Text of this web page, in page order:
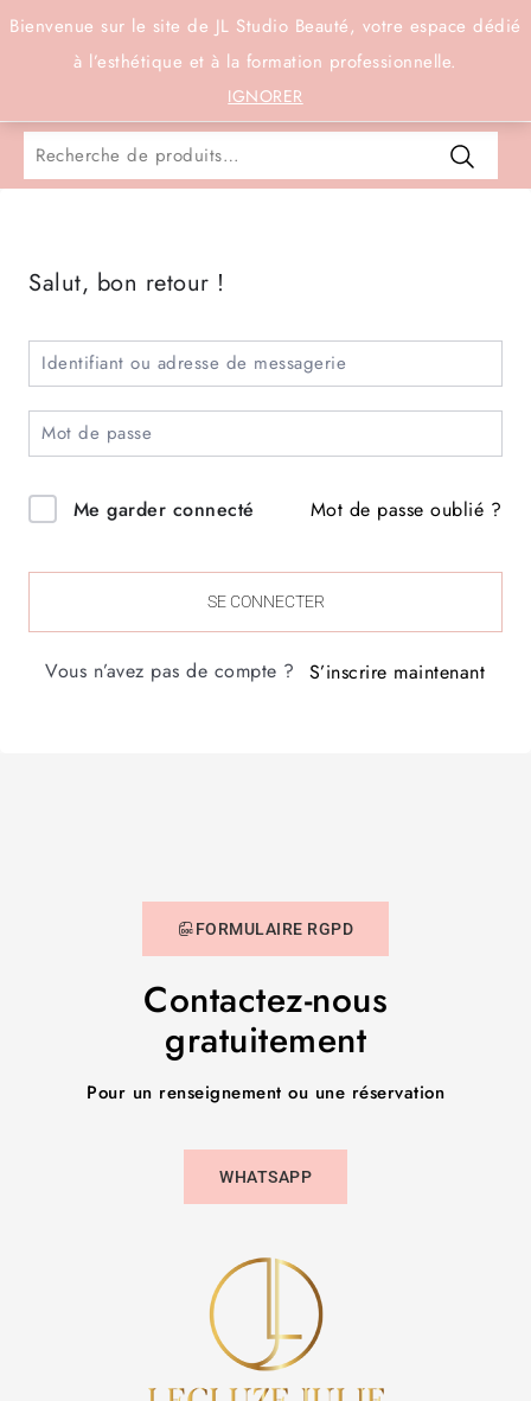
Bienvenue sur le site de JL Studio Beauté, votre espace dédié
à l’esthétique et à la formation professionnelle.
IGNORER
Connexion
Salut, bon retour !
Me garder connecté Mot de passe oublié ?
SE CONNECTER
Vous n’avez pas de compte ? S’inscrire maintenant
FORMULAIRE RGPD
Contactez-nous
gratuitement
Pour un renseignement ou une réservation
WHATSAPP